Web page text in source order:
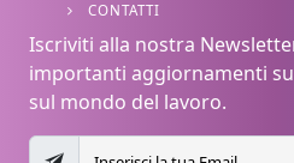
CONTATTI
Iscriviti alla nostra
importanti aggiornamenti
sul mondo del lavoro.